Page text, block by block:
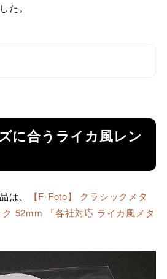
た。
に合うライカ風レン
は、
【F-Foto】 クラシックメタ
52mm 『各社対応 ライカ風メタ